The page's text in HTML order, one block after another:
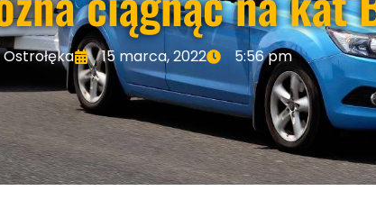
Ostrołęka 15 marca, 2022 5:56 pm